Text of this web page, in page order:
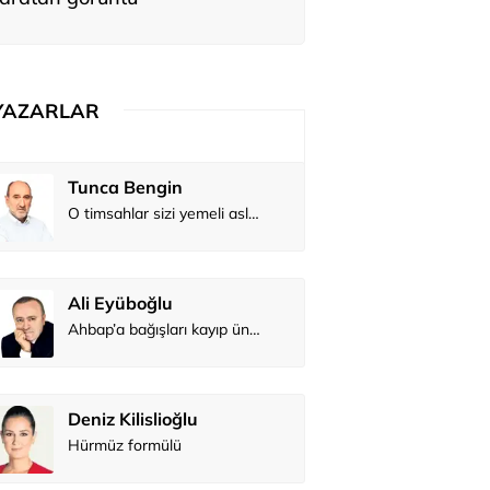
Tunca Bengin
O timsahlar sizi yemeli aslında!...
Ali Eyüboğlu
Ahbap’a bağışları kayıp ünlüler var
Deniz Kilislioğlu
Hürmüz formülü